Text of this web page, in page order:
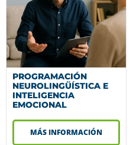
PROGRAMACIÓN
NEUROLINGÜÍSTICA E
INTELIGENCIA
EMOCIONAL
MÁS INFORMACIÓN